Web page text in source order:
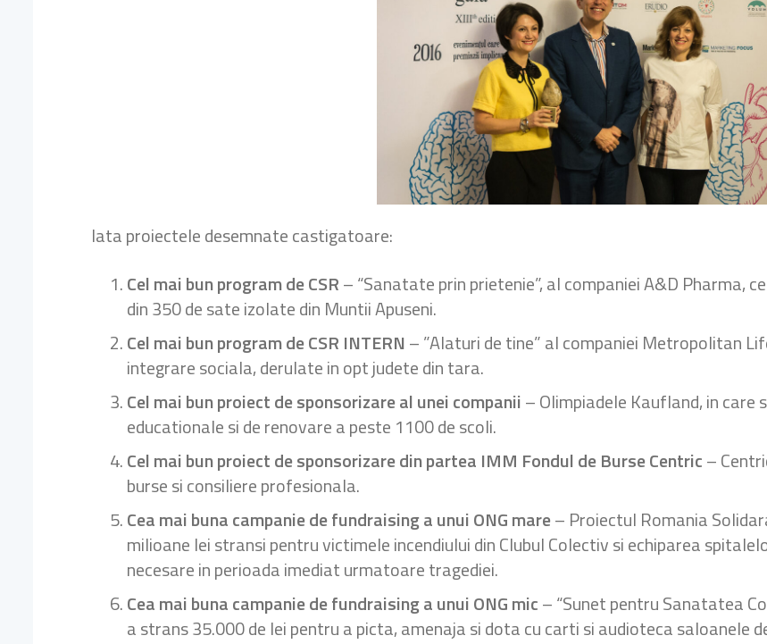
Iata proiectele desemnate castigatoare:
Cel mai bun program de CSR– “Sanatate prin prietenie”, al companiei A&D
din 350 de sate izolate din Muntii Apuseni.
Cel mai bun program de CSR INTERN– ”Alaturi de tine” al companiei Metropolitan
integrare sociala, derulate in opt judete din tara.
Cel mai bun proiect de sponsorizare al unei companii– Olimpiadele Kaufland, in
educationale si de renovare a peste 1100 de scoli.
Cel mai bun proiect de sponsorizare din partea IMM Fondul de Burse Centric–
burse si consiliere profesionala.
Cea mai buna campanie de fundraising a unui ONG mare– Proiectul Romania
milioane lei stransi pentru victimele incendiului din Clubul Colectiv si echiparea
necesare in perioada imediat urmatoare tragediei.
Cea mai buna campanie de fundraising a unui ONG mic– “Sunet pentru Sanatatea
a strans 35.000 de lei pentru a picta, amenaja si dota cu carti si audioteca saloanele